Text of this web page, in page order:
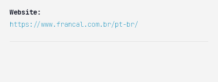
Website:
https://www.francal.com.br/pt-br/